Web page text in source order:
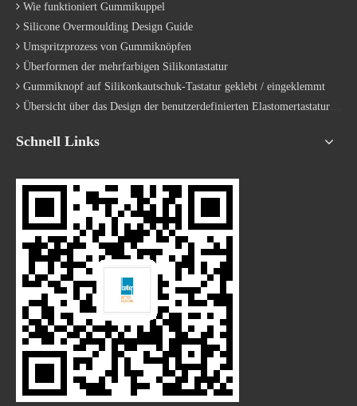
Xiamen Better Silicone Import und Export Co., Ltd, die
Gummikompression / Kunststoffinjektion /
Flüssiges Silikonkautschuk-Spritzgusswerkzeug und
Herstellung von Silikonkautschuk-Kompressionsteilen,
Kunststoffspritzteilen,
Herstellung von Silikon-Ohrstöpseln und der
Technologie für Ohrstöpsel.
Daher kontrollieren wir die minimierte Trennlinie und
die genauesten Abmessungen für Ihre Produkte.
Unsere Vorteile:
1. Eigene Präzisions-Silikonkautschuk-
Druckformtechnik
2. Präzisions-Silikonkautschukkompression, wie bei
Smart Cellphone Parts, Medical Parts.
(Präzisionssilikonkautschuk
Wie funktioniert Gummikuppel
Silicone Overmoulding Design Guide
Umspritzprozess von Gummiknöpfen
Überformen der mehrfarbigen Silikontastatur
Gummiknopf auf Silikonkautschuk-Tastatur geklebt / eingeklemmt
Übersicht über das Design der benutzerdefinierten Elastomertastatur | Hersteller
Schnell Links